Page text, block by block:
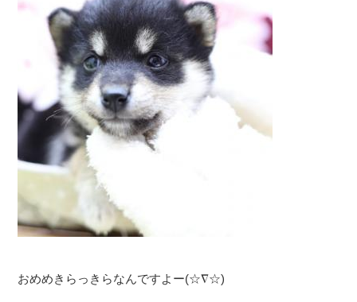
おめめきらっきらなんですよー(☆∇☆)